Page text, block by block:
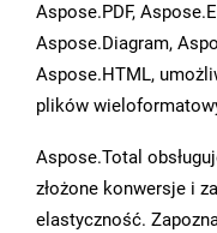
Aspose.PDF,
Aspose.Diagram,
Aspose.HTML,
plików
Aspose.Total
złożone konwersje i
elastyczność.